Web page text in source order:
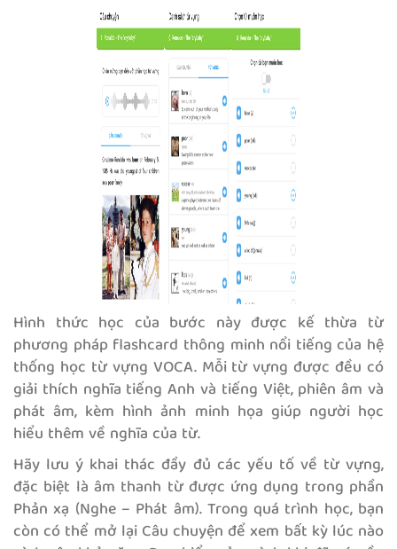
Hình thức học của bước này được kế thừa từ
phương pháp flashcard thông minh nổi tiếng của hệ
thống học từ vựng VOCA. Mỗi từ vựng được đều có
giải thích nghĩa tiếng Anh và tiếng Việt, phiên âm và
phát âm, kèm hình ảnh minh họa giúp người học
hiểu thêm về nghĩa của từ.
Hãy lưu ý khai thác đầy đủ các yếu tố về từ vựng,
đặc biệt là âm thanh từ được ứng dụng trong phần
Phản xạ (Nghe – Phát âm). Trong quá trình học, bạn
còn có thể mở lại Câu chuyện để xem bất kỳ lúc nào